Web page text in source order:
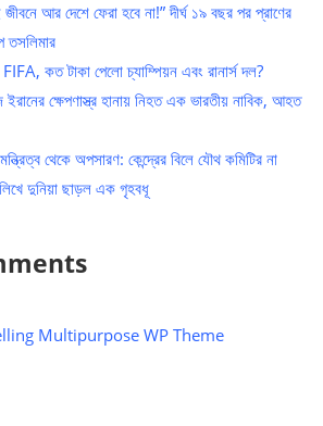
আর দেশে ফেরা হবে না!” দীর্ঘ ১৯ বছর পর প্রাণের
তসলিমার
কত টাকা পেলো চ্যাম্পিয়ন এবং রানার্স দল?
ক্ষেপণাস্ত্র হানায় নিহত এক ভারতীয় নাবিক, আহত
থেকে অপসারণ: কেন্দ্রের বিলে যৌথ কমিটির না
লিখে দুনিয়া ছাড়ল এক গৃহবধূ